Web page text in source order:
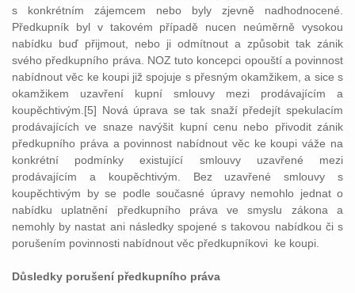
s konkrétním zájemcem nebo byly zjevně nadhodnocené.
Předkupník byl v takovém případě nucen neúměrně vysokou
nabídku buď přijmout, nebo ji odmítnout a způsobit tak zánik
svého předkupního práva. NOZ tuto koncepci opouští a povinnost
nabídnout věc ke koupi již spojuje s přesným okamžikem, a sice s
okamžikem uzavření kupní smlouvy mezi prodávajícím a
koupěchtivým.[5] Nová úprava se tak snaží předejít spekulacím
prodávajících ve snaze navýšit kupní cenu nebo přivodit zánik
předkupního práva a povinnost nabídnout věc ke koupi váže na
konkrétní podmínky existující smlouvy uzavřené mezi
prodávajícím a koupěchtivým. Bez uzavřené smlouvy s
koupěchtivým by se podle současné úpravy nemohlo jednat o
nabídku uplatnění předkupního práva ve smyslu zákona a
nemohly by nastat ani následky spojené s takovou nabídkou či s
porušením povinnosti nabídnout věc předkupníkovi ke koupi.
Důsledky porušení předkupního práva